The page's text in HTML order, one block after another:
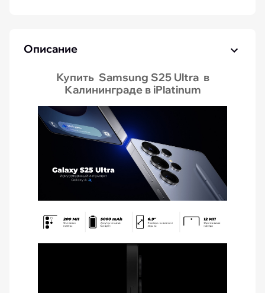
Описание
Купить Samsung S25 Ultra в
Калининграде в iPlatinum